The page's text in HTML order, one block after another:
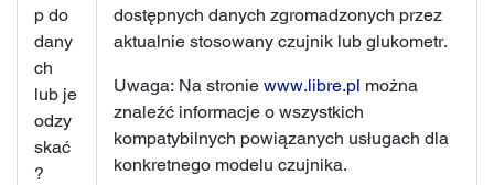
p do
dany
ch
lub je
odzy
skać
?
dostępnych danych zgromadzonych przez
aktualnie stosowany czujnik lub glukometr.
Uwaga: Na stronie www.libre.pl można
znaleźć informacje o wszystkich
kompatybilnych powiązanych usługach dla
konkretnego modelu czujnika.